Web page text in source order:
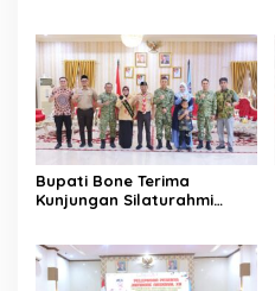
Bupati Bone Terima
Kunjungan Silaturahmi